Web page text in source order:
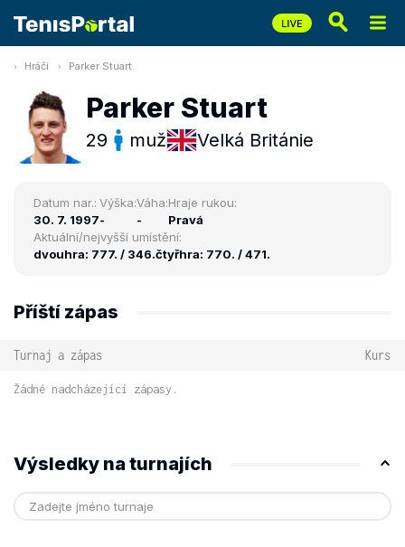
Hráči Parker Stuart
Parker Stuart
29 muž Velká Británie
Datum nar.:
30. 7. 1997
Výška:
-
Váha:
-
Hraje rukou:
Pravá
Aktuální/nejvyšší umístění:
dvouhra: 777. / 346.čtyřhra: 770. / 471.
Příští zápas
Turnaj a zápas Kurs
Žádné nadcházející zápasy.
Výsledky na turnajích